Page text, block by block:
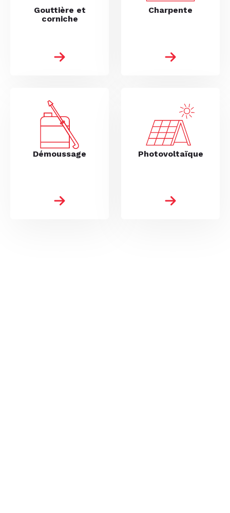
Gouttière et
corniche
Charpente
Démoussage Photovoltaïque